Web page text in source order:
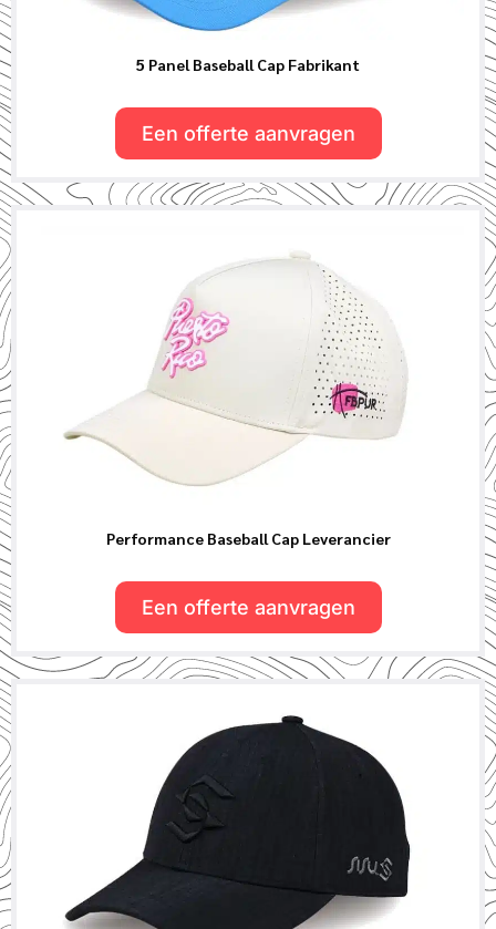
5 Panel Baseball Cap Fabrikant
Een offerte aanvragen
Performance Baseball Cap Leverancier
Een offerte aanvragen